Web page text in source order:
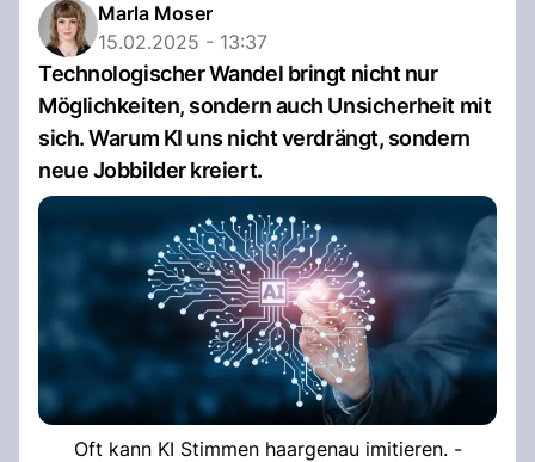
Marla Moser
15.02.2025 - 13:37
Technologischer Wandel bringt nicht nur
Möglichkeiten, sondern auch Unsicherheit mit
sich. Warum KI uns nicht verdrängt, sondern
neue Jobbilder kreiert.
Oft kann KI Stimmen haargenau imitieren. -